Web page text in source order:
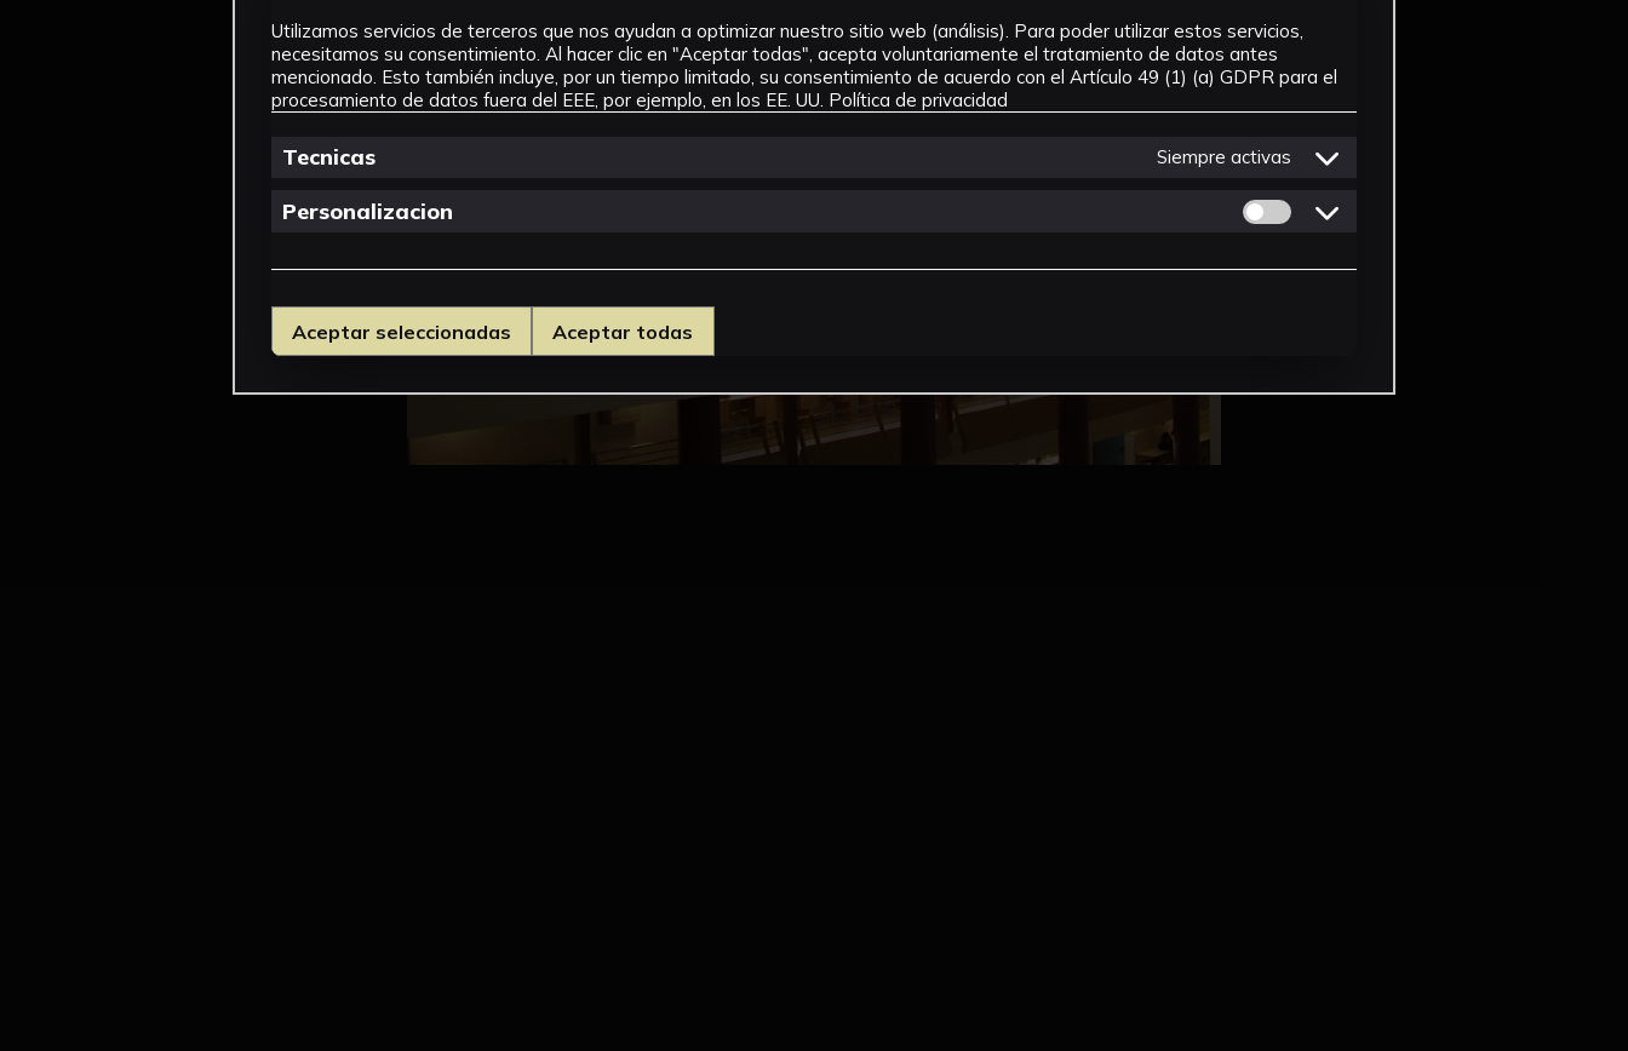
Utilizamos servicios de terceros que nos ayudan a optimizar nuestro sitio web (análisis). Para poder utilizar estos servicios,
necesitamos su consentimiento. Al hacer clic en "Aceptar todas", acepta voluntariamente el tratamiento de datos antes
mencionado. Esto también incluye, por un tiempo limitado, su consentimiento de acuerdo con el Artículo 49 (1) (a) GDPR para el
procesamiento de datos fuera del EEE, por ejemplo, en los EE. UU. Política de privacidad
Tecnicas Siempre activas
Personalizacion Permitir cookies de Personalizacion
Aceptar seleccionadas Aceptar todas